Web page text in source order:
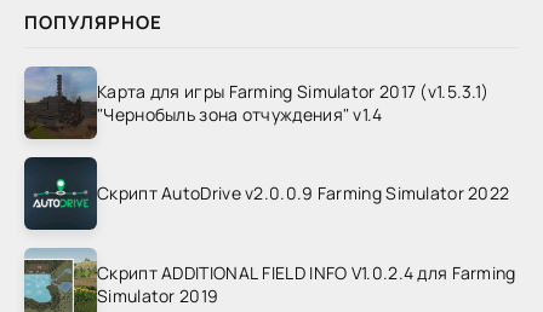
ПОПУЛЯРНОЕ
Карта для игры Farming Simulator 2017 (v1.5.3.1)
"Чернобыль зона отчуждения" v1.4
Скрипт AutoDrive v2.0.0.9 Farming Simulator 2022
Скрипт ADDITIONAL FIELD INFO V1.0.2.4 для Farming
Simulator 2019